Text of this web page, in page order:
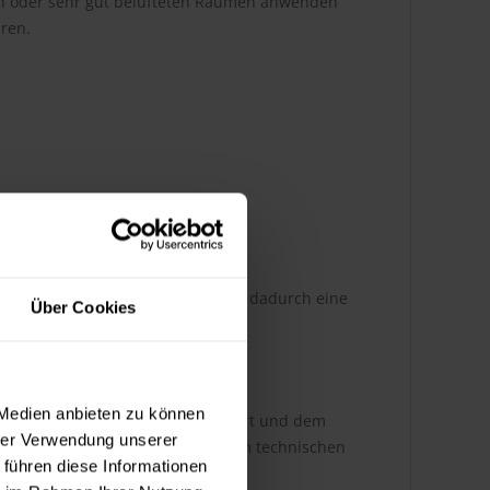
Über Cookies
anbieten zu können
Verwendung unserer
diese Informationen
Penetration ins Holz und dadurch eine
abhängig von der Auftragsart und dem
Infos entnehmen Sie bitte dem technischen